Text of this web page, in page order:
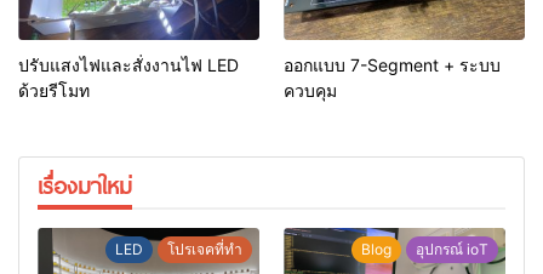
ปรับแสงไฟและสั่งงานไฟ LED
ด้วยรีโมท
ออกแบบ 7-Segment + ระบบ
ควบคุม
เรื่องมาใหม่
LED โปรเจคที่ทำ Blog อุปกรณ์ ioT